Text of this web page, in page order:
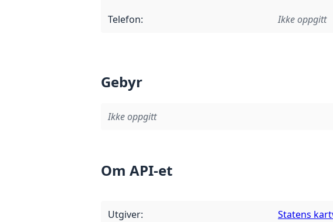
Telefon: Ikke oppgitt
Gebyr
Ikke oppgitt
Om API-et
Utgiver: Statens